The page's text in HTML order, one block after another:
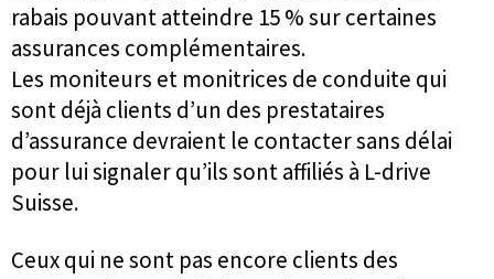
rabais pouvant atteindre 15 % sur certaines
assurances complémentaires.
Les moniteurs et monitrices de conduite qui
sont déjà clients d’un des prestataires
d’assurance devraient le contacter sans délai
pour lui signaler qu’ils sont affiliés à L-drive
Suisse.
Ceux qui ne sont pas encore clients des